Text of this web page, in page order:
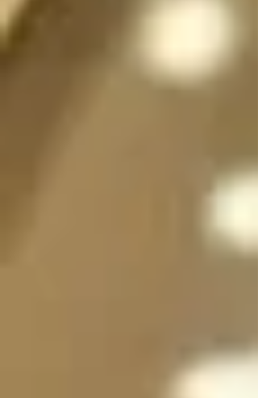
cambiar de forma y
dependiendo de la
separadas para que
y luego unirse en uno